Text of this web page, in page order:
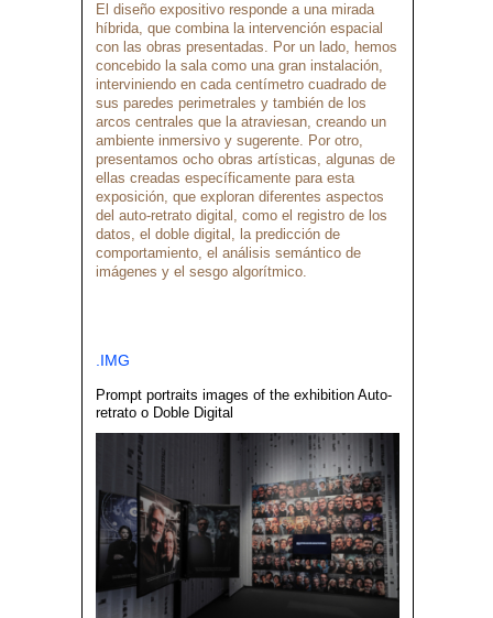
El diseño expositivo responde a una mirada
híbrida, que combina la intervención espacial
con las obras presentadas. Por un lado, hemos
concebido la sala como una gran instalación,
interviniendo en cada centímetro cuadrado de
sus paredes perimetrales y también de los
arcos centrales que la atraviesan, creando un
ambiente inmersivo y sugerente. Por otro,
presentamos ocho obras artísticas, algunas de
ellas creadas específicamente para esta
exposición, que exploran diferentes aspectos
del auto-retrato digital, como el registro de los
datos, el doble digital, la predicción de
comportamiento, el análisis semántico de
imágenes y el sesgo algorítmico.
.IMG
Prompt portraits images of the exhibition Auto-
retrato o Doble Digital